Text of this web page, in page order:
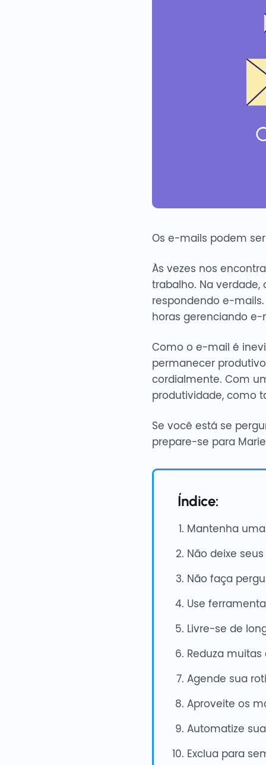
Os e-mails podem
Às vezes nos
trabalho. Na
respondendo e-
horas gerenciando
Como o e-mail é
permanecer
cordialmente. Com
produtividade, como
Se você está se
prepare-se para
Índice:
Mantenha
Não deixe
Não faça
Use
Livre-se de
Reduza
Agende sua
Aproveite os
Automatize
Exclua para